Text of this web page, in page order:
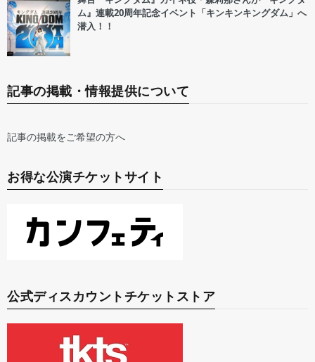
ム』連載20周年記念イベント「キンキンキングダム」へ
潜入！！
記事の掲載・情報提供について
記事の掲載をご希望の方へ
お得な公演チケットサイト
公式ディスカウントチケットストア